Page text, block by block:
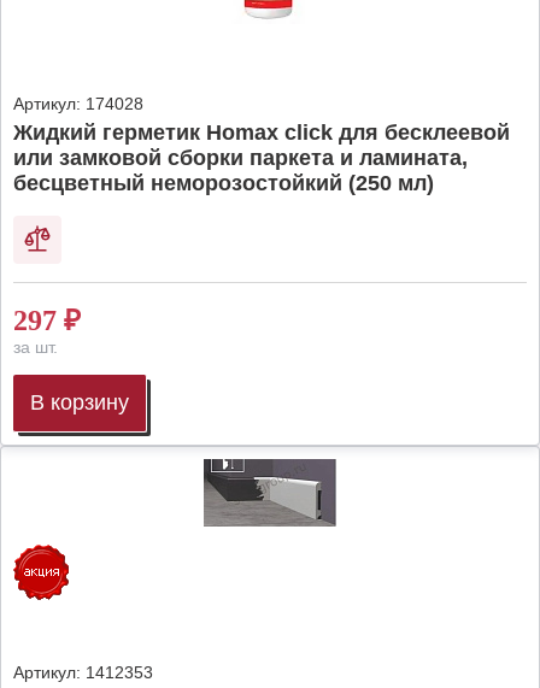
Артикул: 174028
Жидкий герметик Homax click для бесклеевой
или замковой сборки паркета и ламината,
бесцветный неморозостойкий (250 мл)
297 ₽
за шт.
В корзину
Артикул: 1412353